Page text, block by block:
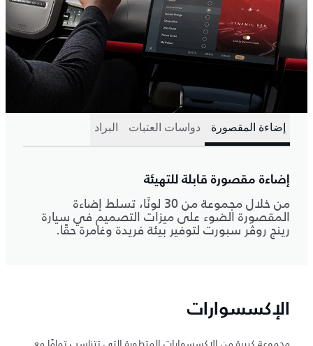
إضاءة المقصورة دواسات العتبات البراد
إضاءة مقصورة قابلة للتهيئة
من خلال مجموعة من 30 لونًا، تسلط إضاءة
المقصورة الضوء على ميزات التصميم في سيارة
رينج روڤر سبورت لتوفير بيئة فريدة وغامرة حقًا.
الإكسسوارات